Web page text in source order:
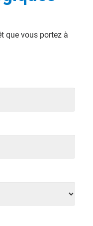
que vous portez à